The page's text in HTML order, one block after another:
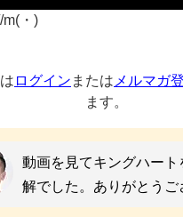
m(・)
ログイン または メルマガ
ます。
動画を見てキングハート
解でした。ありがとうご